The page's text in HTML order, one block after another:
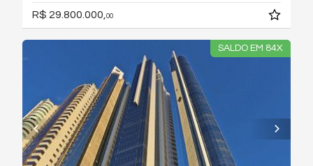
R$ 29.800.000, 00
SALDO EM 84X